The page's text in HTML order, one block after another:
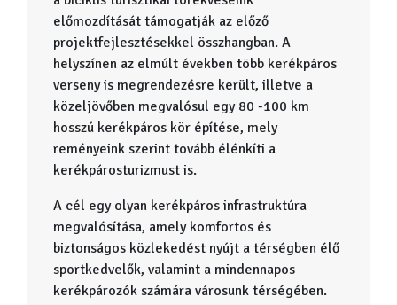
előmozdítását támogatják az előző
projektfejlesztésekkel összhangban. A
helyszínen az elmúlt években több kerékpáros
verseny is megrendezésre került, illetve a
közeljövőben megvalósul egy 80 -100 km
hosszú kerékpáros kör építése, mely
reményeink szerint tovább élénkíti a
kerékpárosturizmust is.
A cél egy olyan kerékpáros infrastruktúra
megvalósítása, amely komfortos és
biztonságos közlekedést nyújt a térségben élő
sportkedvelők, valamint a mindennapos
kerékpározók számára városunk térségében.